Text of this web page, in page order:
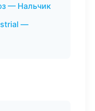
— Нальчик
—